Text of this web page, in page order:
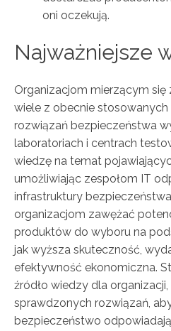
oni oczekują.
Najważniejsze
Organizacjom mierzącym
wiele z obecnie
rozwiązań bezpieczeństwa
laboratoriach i centrach
wiedzę na temat
umożliwiając zespołom IT
infrastruktury
organizacjom zawężać
produktów do wyboru na
jak wyższa skuteczność,
efektywność ekonomiczna.
źródło wiedzy dla
sprawdzonych rozwiązań,
bezpieczeństwo